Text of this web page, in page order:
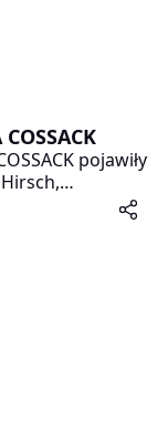
pojawiły